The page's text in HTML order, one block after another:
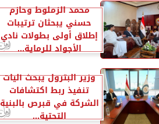
محمد الزملوط وحازم
حسني يبحثان ترتيبات
إطلاق أولى بطولات نادي
الأجواد للرماية...
وزير البترول يبحث آليات
تنفيذ ربط اكتشافات
الشركة في قبرص بالبنية
التحتية...